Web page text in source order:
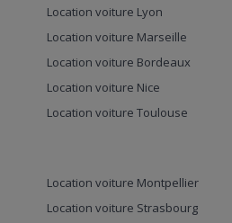
Location voiture Lyon
Location voiture Marseille
Location voiture Bordeaux
Location voiture Nice
Location voiture Toulouse
Location voiture Montpellier
Location voiture Strasbourg